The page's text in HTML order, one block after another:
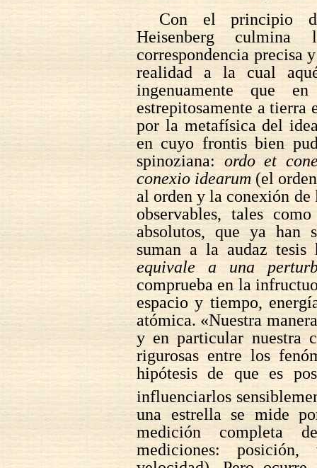
Con el principio
Heisenberg
correspondencia precisa
realidad a la cual
ingenuamente que
estrepitosamente a
por la metafísica del
en cuyo frontis bien
spinoziana:ordo et
conexio idearum (el
al orden y la conexión de
observables, tales
absolutos, que ya han
suman a la audaz tesis
equivale a una
comprueba en la
espacio y tiempo,
atómica. «Nuestra
y en particular nuestra
rigurosas entre los
hipótesis de que es
influenciarlos
una estrella se mide
medición completa
mediciones: